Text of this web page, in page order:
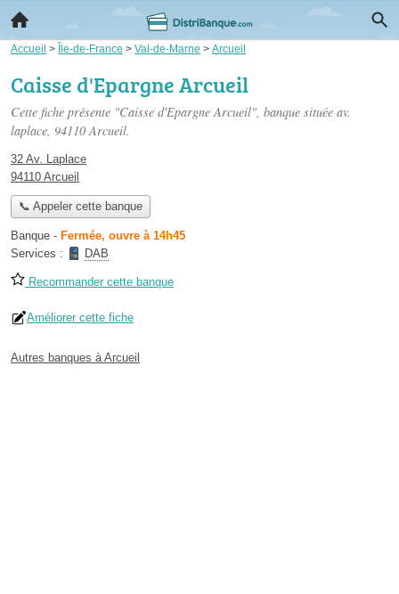
Accueil > Île-de-France > Val-de-Marne > Arcueil
Caisse d'Epargne Arcueil
Cette fiche présente "Caisse d'Epargne Arcueil", banque située av.
laplace, 94110 Arcueil.
32 Av. Laplace
94110 Arcueil
📞 Appeler cette banque
Banque - Fermée, ouvre à 14h45
Services :
DAB
Recommander cette banque
Améliorer cette fiche
Autres banques à Arcueil